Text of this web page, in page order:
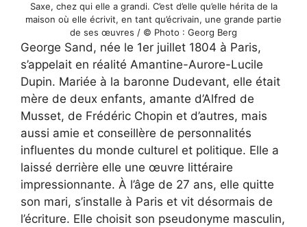
Saxe, chez qui elle a grandi. C’est d’elle qu’elle hérita de la
maison où elle écrivit, en tant qu’écrivain, une grande partie
de ses œuvres / © Photo : Georg Berg
George Sand, née le 1er juillet 1804 à Paris,
s’appelait en réalité Amantine-Aurore-Lucile
Dupin. Mariée à la baronne Dudevant, elle était
mère de deux enfants, amante d’Alfred de
Musset, de Frédéric Chopin et d’autres, mais
aussi amie et conseillère de personnalités
influentes du monde culturel et politique. Elle a
laissé derrière elle une œuvre littéraire
impressionnante. À l’âge de 27 ans, elle quitte
son mari, s’installe à Paris et vit désormais de
l’écriture. Elle choisit son pseudonyme masculin,